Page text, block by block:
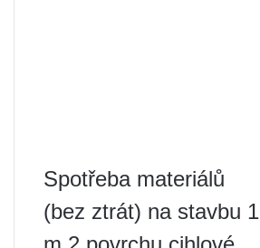
Spotřeba materiálů
(bez ztrát) na stavbu 1